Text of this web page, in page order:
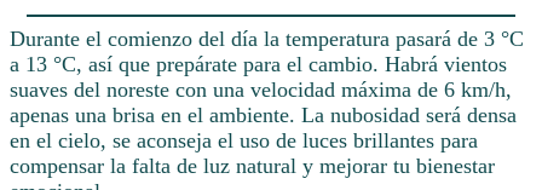
Durante el comienzo del día la temperatura pasará de 3 °C
a 13 °C, así que prepárate para el cambio. Habrá vientos
suaves del noreste con una velocidad máxima de 6 km/h,
apenas una brisa en el ambiente. La nubosidad será densa
en el cielo, se aconseja el uso de luces brillantes para
compensar la falta de luz natural y mejorar tu bienestar